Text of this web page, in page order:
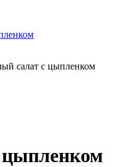
салат с цыпленком